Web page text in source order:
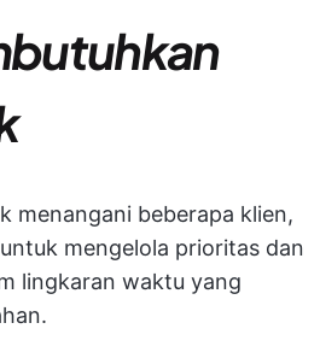
menangani beberapa klien,
mengelola prioritas dan
lingkaran waktu yang